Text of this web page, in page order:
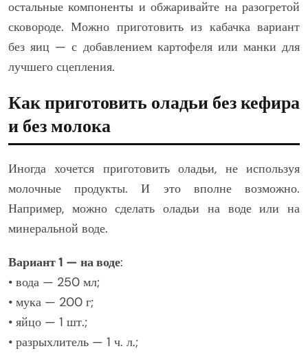
остальные компоненты и обжаривайте на разогретой
сковороде. Можно приготовить из кабачка вариант
без яиц — с добавлением картофеля или манки для
лучшего сцепления.
Как приготовить оладьи без кефира
и без молока
Иногда хочется приготовить оладьи, не используя
молочные продукты. И это вполне возможно.
Например, можно сделать оладьи на воде или на
минеральной воде.
Вариант 1 — на воде:
• вода — 250 мл;
• мука — 200 г;
• яйцо — 1 шт.;
• разрыхлитель — 1 ч. л.;